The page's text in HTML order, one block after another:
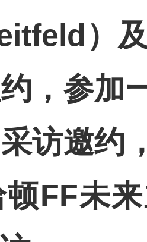
）
，参加
访邀约
FF未